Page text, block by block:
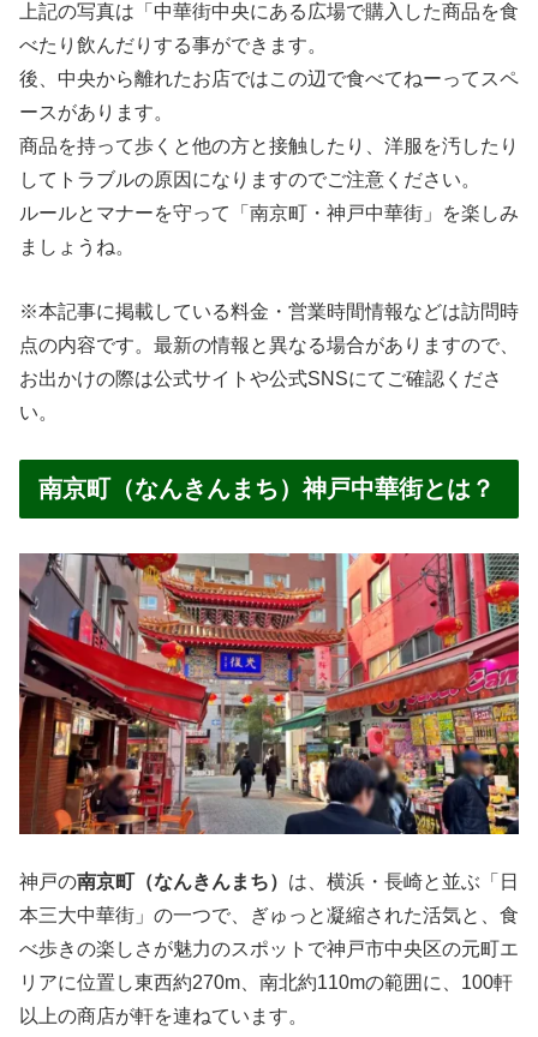
上記の写真は「中華街中央にある広場で購入した商品を食
べたり飲んだりする事ができます。
後、中央から離れたお店ではこの辺で食べてねーってスペ
ースがあります。
商品を持って歩くと他の方と接触したり、洋服を汚したり
してトラブルの原因になりますのでご注意ください。
ルールとマナーを守って「南京町・神戸中華街」を楽しみ
ましょうね。
※本記事に掲載している料金・営業時間情報などは訪問時
点の内容です。最新の情報と異なる場合がありますので、
お出かけの際は公式サイトや公式SNSにてご確認くださ
い。
南京町（なんきんまち）神戸中華街とは？
神戸の南京町（なんきんまち） は、横浜・長崎と並ぶ「日
本三大中華街」の一つで、ぎゅっと凝縮された活気と、食
べ歩きの楽しさが魅力のスポットで神戸市中央区の元町エ
リアに位置し東西約270m、南北約110mの範囲に、100軒
以上の商店が軒を連ねています。